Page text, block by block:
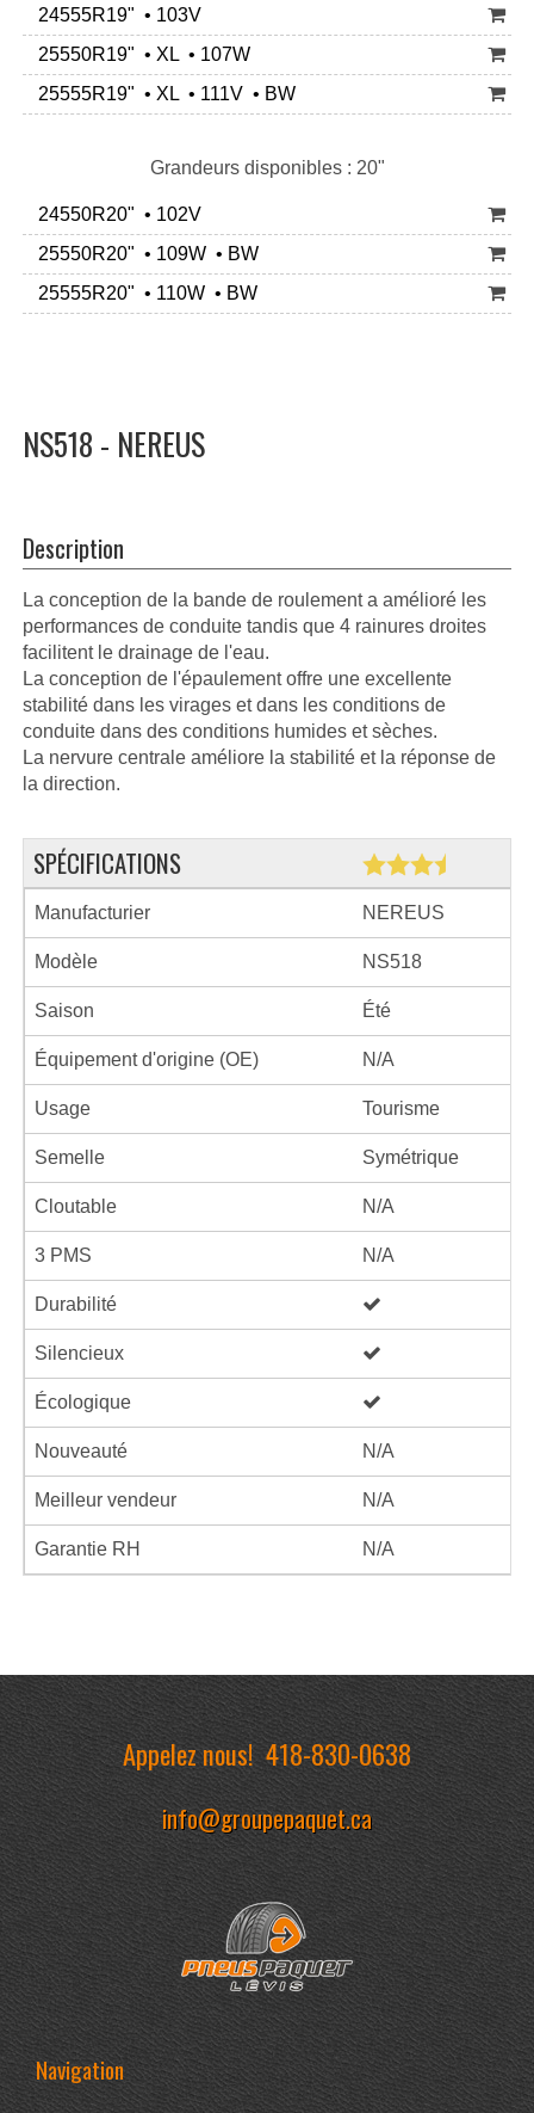
24555R19" • 103V
25550R19" • XL • 107W
25555R19" • XL • 111V • BW
Grandeurs disponibles : 20"
24550R20" • 102V
25550R20" • 109W • BW
25555R20" • 110W • BW
NS518 - NEREUS
Description
La conception de la bande de roulement a amélioré les
performances de conduite tandis que 4 rainures droites
facilitent le drainage de l'eau.
La conception de l'épaulement offre une excellente
stabilité dans les virages et dans les conditions de
conduite dans des conditions humides et sèches.
La nervure centrale améliore la stabilité et la réponse de
la direction.
SPÉCIFICATIONS
Manufacturier NEREUS
Modèle NS518
Saison Été
Équipement d'origine (OE) N/A
Usage Tourisme
Semelle Symétrique
Cloutable N/A
3 PMS N/A
Durabilité
Silencieux
Écologique
Nouveauté N/A
Meilleur vendeur N/A
Garantie RH N/A
Appelez nous!418-830-0638
info@groupepaquet.ca
Navigation